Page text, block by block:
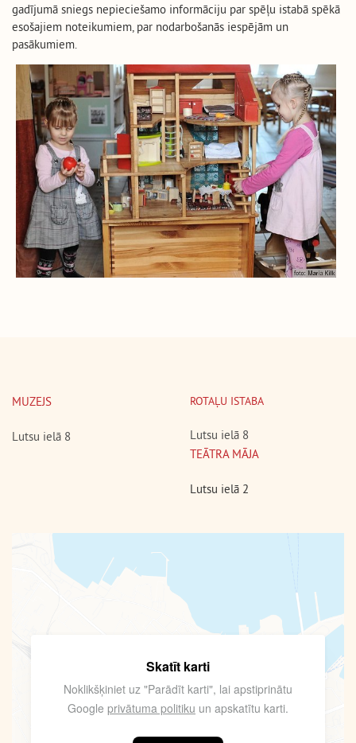
gadījumā sniegs nepieciešamo informāciju par spēļu istabā spēkā
esošajiem noteikumiem, par nodarbošanās iespējām un
pasākumiem.
MUZEJS
Lutsu ielā 8
ROTAĻU ISTABA
Lutsu ielā 8
TEĀTRA MĀJA
Lutsu ielā 2
Skatīt karti
Noklikšķiniet uz "Parādīt karti", lai apstiprinātu
Google privātuma politiku un apskatītu karti.